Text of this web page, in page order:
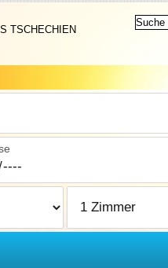
TSCHECHIEN